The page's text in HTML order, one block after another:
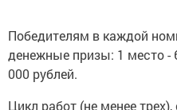
Победителям в каждой
денежные призы: 1 место -
000 рублей.
Цикл работ (не менее